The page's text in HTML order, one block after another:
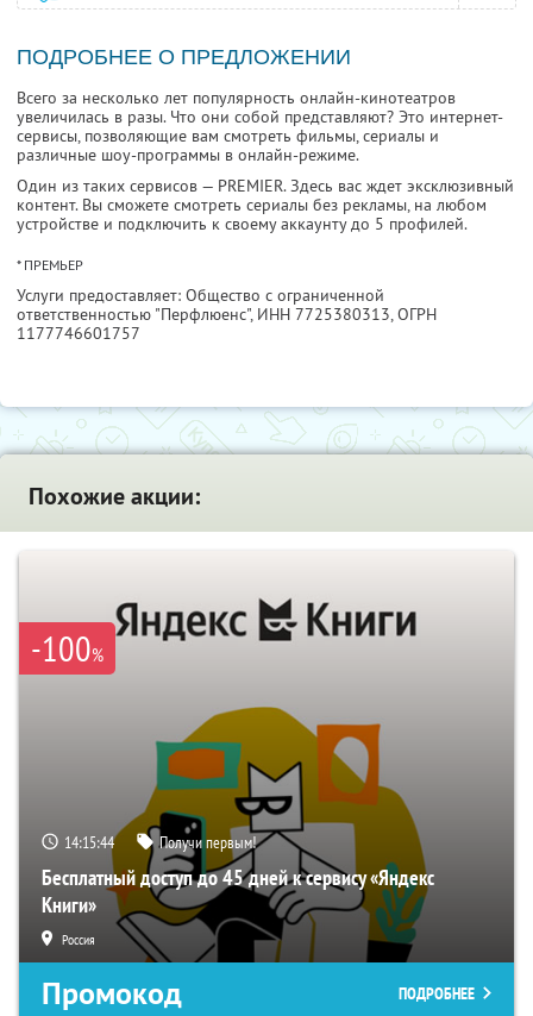
ПОДРОБНЕЕ О ПРЕДЛОЖЕНИИ
Всего за несколько лет популярность онлайн-кинотеатров
увеличилась в разы. Что они собой представляют? Это интернет-
сервисы, позволяющие вам смотреть фильмы, сериалы и
различные шоу-программы в онлайн-режиме.
Один из таких сервисов — PREMIER. Здесь вас ждет эксклюзивный
контент. Вы сможете смотреть сериалы без рекламы, на любом
устройстве и подключить к своему аккаунту до 5 профилей.
* ПРЕМЬЕР
Услуги предоставляет: Общество с ограниченной
ответственностью "Перфлюенс", ИНН 7725380313, ОГРН
1177746601757
Похожие акции:
-100%
14:15:43 Получи первым!
Бесплатный доступ до 45 дней к сервису «Яндекс
Книги»
Россия
Промокод ПОДРОБНЕЕ